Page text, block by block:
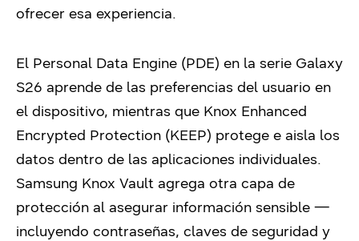
ofrecer esa experiencia.
El Personal Data Engine (PDE) en la serie Galaxy
S26 aprende de las preferencias del usuario en
el dispositivo, mientras que Knox Enhanced
Encrypted Protection (KEEP) protege e aisla los
datos dentro de las aplicaciones individuales.
Samsung Knox Vault agrega otra capa de
protección al asegurar información sensible —
incluyendo contraseñas, claves de seguridad y